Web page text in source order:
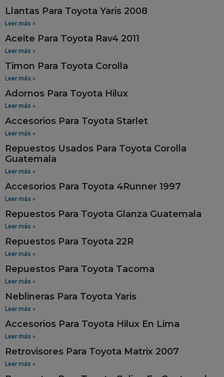
Llantas Para Toyota Yaris 2008
Leer más »
Aceite Para Toyota Rav4 2011
Leer más »
Timon Para Toyota Corolla
Leer más »
Adornos Para Toyota Hilux
Leer más »
Accesorios Para Toyota Starlet
Leer más »
Repuestos Usados Para Toyota Corolla
Guatemala
Leer más »
Accesorios Para Toyota 4Runner 1997
Leer más »
Repuestos Para Toyota Glanza Guatemala
Leer más »
Repuestos Para Toyota 22R
Leer más »
Repuestos Para Toyota Tacoma
Leer más »
Neblineras Para Toyota Yaris
Leer más »
Accesorios Para Toyota Hilux En Lima
Leer más »
Retrovisores Para Toyota Matrix 2007
Leer más »